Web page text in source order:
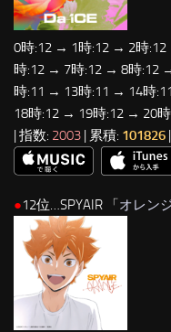
0時:12 → 1時:12 → 2時
時:12 → 7時:12 → 8時:12
時:11 → 13時:11 → 14時
18時:12 → 19時:12 → 20
| 指数: 2003 | 累積: 101826 |
●12位…SPYAIR 「オレン